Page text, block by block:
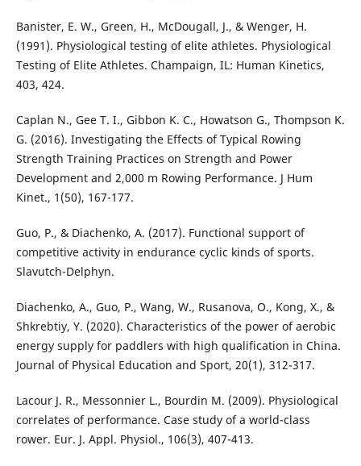
Banister, E. W., Green, H., McDougall, J., & Wenger, H.
(1991). Physiological testing of elite athletes. Physiological
Testing of Elite Athletes. Champaign, IL: Human Kinetics,
403, 424.
Caplan N., Gee T. I., Gibbon K. C., Howatson G., Thompson K.
G. (2016). Investigating the Effects of Typical Rowing
Strength Training Practices on Strength and Power
Development and 2,000 m Rowing Performance. J Hum
Kinet., 1(50), 167-177.
Guo, P., & Diachenko, A. (2017). Functional support of
competitive activity in endurance cyclic kinds of sports.
Slavutch-Delphyn.
Diachenko, A., Guo, P., Wang, W., Rusanova, O., Kong, X., &
Shkrebtiy, Y. (2020). Characteristics of the power of aerobic
energy supply for paddlers with high qualification in China.
Journal of Physical Education and Sport, 20(1), 312-317.
Lacour J. R., Messonnier L., Bourdin M. (2009). Physiological
correlates of performance. Case study of a world-class
rower. Eur. J. Appl. Physiol., 106(3), 407-413.